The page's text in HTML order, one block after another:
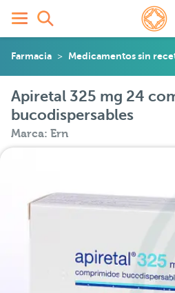
Farmacia Medicamentos sin
Apiretal 325 mg 24
bucodispersables
Marca: Ern